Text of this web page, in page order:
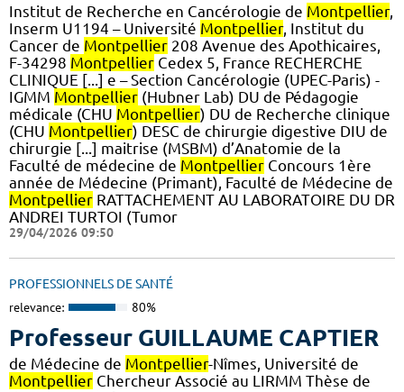
Institut de Recherche en Cancérologie de Montpellier,
Inserm U1194 – Université Montpellier, Institut du
Cancer de Montpellier 208 Avenue des Apothicaires,
F-34298 Montpellier Cedex 5, France RECHERCHE
CLINIQUE [...] e – Section Cancérologie (UPEC-Paris) -
IGMM Montpellier (Hubner Lab) DU de Pédagogie
médicale (CHU Montpellier) DU de Recherche clinique
(CHU Montpellier) DESC de chirurgie digestive DIU de
chirurgie [...] maitrise (MSBM) d’Anatomie de la
Faculté de médecine de Montpellier Concours 1ère
année de Médecine (Primant), Faculté de Médecine de
Montpellier RATTACHEMENT AU LABORATOIRE DU DR
ANDREI TURTOI (Tumor
29/04/2026 09:50
PROFESSIONNELS DE SANTÉ
relevance: 80%
Professeur GUILLAUME CAPTIER
de Médecine de Montpellier-Nîmes, Université de
Montpellier Chercheur Associé au LIRMM Thèse de